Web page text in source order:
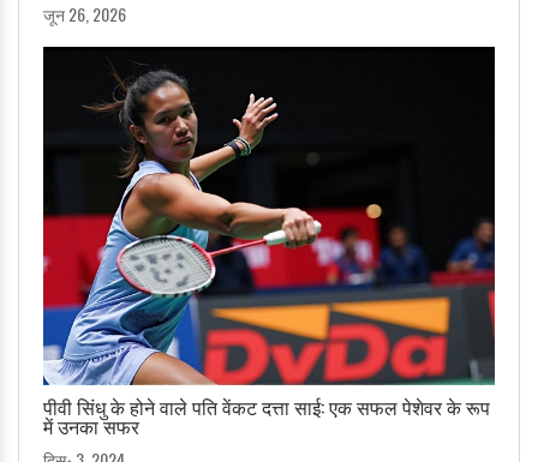
जून 26, 2026
पीवी सिंधु के होने वाले पति वेंकट दत्ता साई: एक सफल पेशेवर के रूप
में उनका सफर